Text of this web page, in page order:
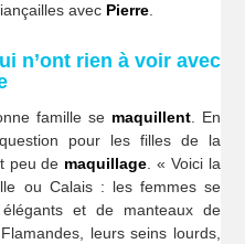
avec Pierre
n’ont rien à voir avec
famille se maquillent. En
pour les filles de la
peu de maquillage . « Voici la
ou Calais : les femmes se
et de manteaux de
leurs seins lourds,